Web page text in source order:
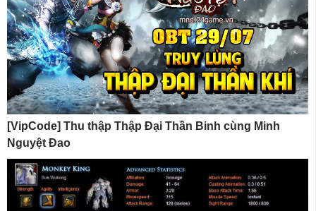
[VipCode] Thu thập Thập Đại Thần Binh cùng Minh
Nguyệt Đao